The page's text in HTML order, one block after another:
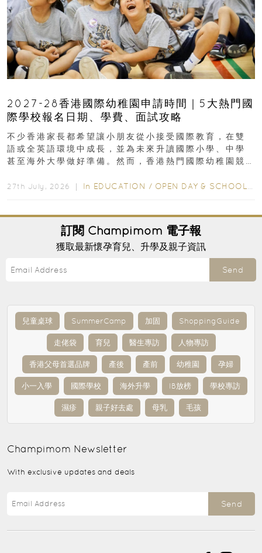
2027-28香港國際幼稚園申請時間｜5大熱門國
際學校報名日期、學費、面試攻略
不少香港家長都希望讓小朋友從小接受國際教育，在雙
語或全英語環境中成長，並為未來升讀國際小學、中學
甚至海外大學做好準備。然而，香港熱門國際幼稚園競
27th July, 2026 ｜ In EDUCATION / OPEN DAY & SCHOOL EVENTS
訂閱 Champimom 電子報
獲取最新懷孕育兒、升學及親子資訊
Send
兒童桌球 SummerCamp 加固 ShoppingGuide
走佬袋 育兒 醫生專訪 人物專訪
香港父母首選品牌 產後 產前 幼稚園 孕婦
小一入學 國際學校 海外升學 IB放榜 學校專訪
濕疹 親子好去處 母乳 毛孩
Champimom Newsletter
With exclusive updates and deals
Send